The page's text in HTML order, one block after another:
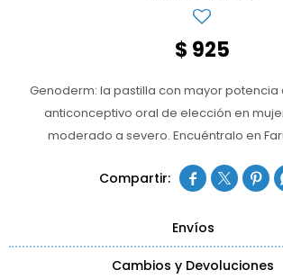
$ 925
Genoderm: la pastilla con mayor potencia
anticonceptivo oral de elección en
moderado a severo. Encuéntralo en
  
Envíos
Cambios y Devoluciones
Antihipertensivos
Jarabes